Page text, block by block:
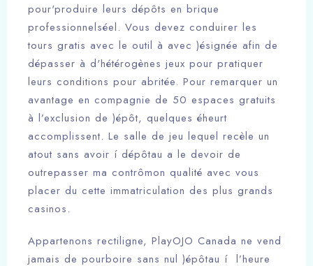
pour'produire leurs dépôts en brique
professionnelséel. Vous devez conduirer les
tours gratis avec le outil à avec )ésignée afin de
dépasser à d'hétérogènes jeux pour pratiquer
leurs conditions pour abritée. Pour remarquer un
avantage en compagnie de 50 espaces gratuits
à l’exclusion de )épôt, quelques éheurt
accomplissent. Le salle de jeu lequel recèle un
atout sans avoir í dépôtau a le devoir de
outrepasser ma contrômon qualité avec vous
placer du cette immatriculation des plus grands
casinos.
Appartenons rectiligne, PlayOJO Canada ne vend
jamais de pourboire sans nul )épôtau í l’heure